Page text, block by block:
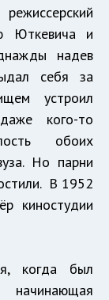
Юткевича и
надев
себя за
устроил
кого-то
обоих
Но парни
В 1952
киностудии
когда был
начинающая